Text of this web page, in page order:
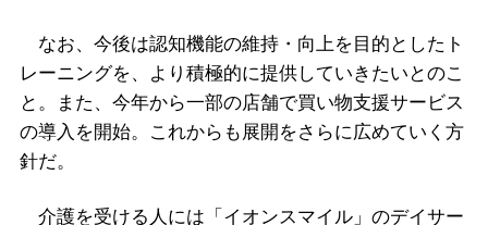
なお、今後は認知機能の維持・向上を目的としたト
レーニングを、より積極的に提供していきたいとのこ
と。また、今年から一部の店舗で買い物支援サービス
の導入を開始。これからも展開をさらに広めていく方
針だ。
介護を受ける人には「イオンスマイル」のデイサー